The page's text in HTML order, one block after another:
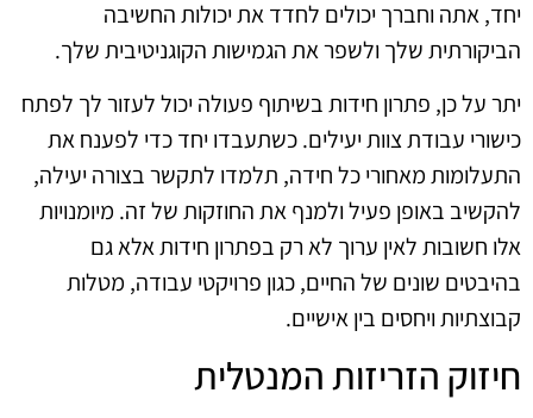
יחד, אתה וחברך יכולים לחדד את יכולות החשיבה
הביקורתית שלך ולשפר את הגמישות הקוגניטיבית שלך.
יתר על כן, פתרון חידות בשיתוף פעולה יכול לעזור לך לפתח
כישורי עבודת צוות יעילים. כשתעבדו יחד כדי לפענח את
התעלומות מאחורי כל חידה, תלמדו לתקשר בצורה יעילה,
להקשיב באופן פעיל ולמנף את החוזקות של זה. מיומנויות
אלו חשובות לאין ערוך לא רק בפתרון חידות אלא גם
בהיבטים שונים של החיים, כגון פרויקטי עבודה, מטלות
קבוצתיות ויחסים בין אישיים.
חיזוק הזריזות המנטלית